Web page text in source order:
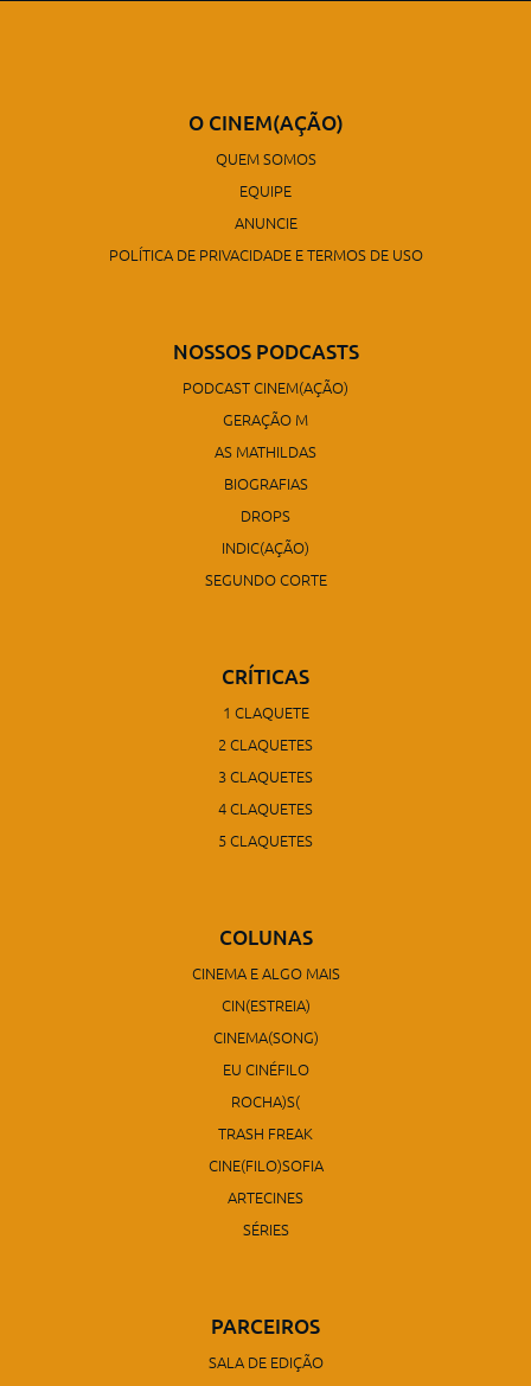
O CINEM(AÇÃO)
QUEM SOMOS
EQUIPE
ANUNCIE
POLÍTICA DE PRIVACIDADE E TERMOS DE USO
NOSSOS PODCASTS
PODCAST CINEM(AÇÃO)
GERAÇÃO M
AS MATHILDAS
BIOGRAFIAS
DROPS
INDIC(AÇÃO)
SEGUNDO CORTE
CRÍTICAS
1 CLAQUETE
2 CLAQUETES
3 CLAQUETES
4 CLAQUETES
5 CLAQUETES
COLUNAS
CINEMA E ALGO MAIS
CIN(ESTREIA)
CINEMA(SONG)
EU CINÉFILO
ROCHA)S(
TRASH FREAK
CINE(FILO)SOFIA
ARTECINES
SÉRIES
PARCEIROS
SALA DE EDIÇÃO